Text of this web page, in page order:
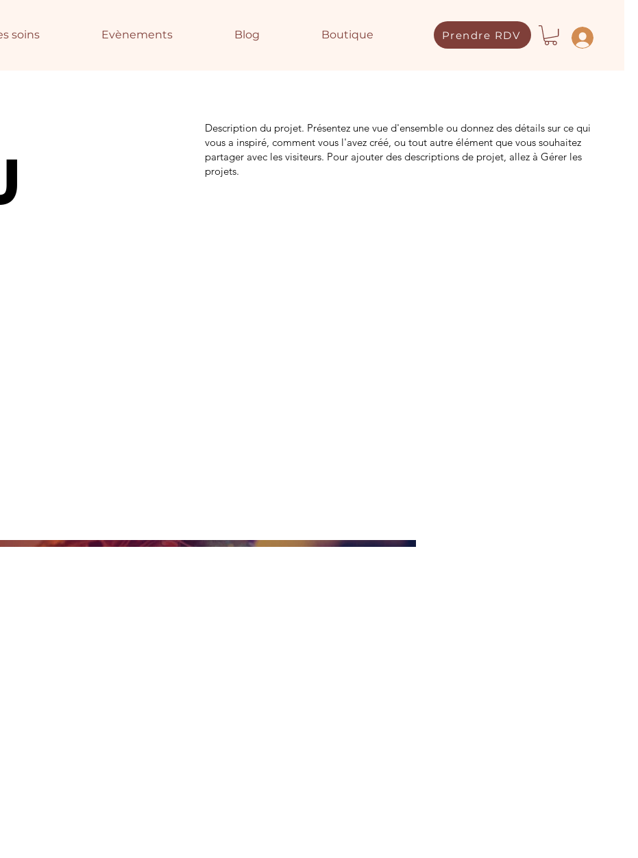
soins Evènements Blog Boutique Prendre RDV
Prendre RDV
Description du projet. Présentez une vue d'ensemble ou donnez des détails sur ce qui
vous a inspiré, comment vous l'avez créé, ou tout autre élément que vous souhaitez
partager avec les visiteurs. Pour ajouter des descriptions de projet, allez à Gérer les
projets.